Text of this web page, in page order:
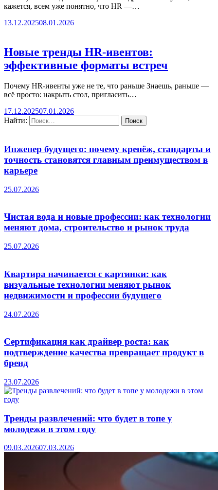
кажется, всем уже понятно, что HR —…
13.12.202508.01.2026
Новые тренды HR-ивентов:
эффективные форматы встреч
Почему HR-ивенты уже не те, что раньше Знаешь, раньше —
всё просто: накрыть стол, пригласить…
17.12.202507.01.2026
Найти:
Инженер будущего: почему крепёж, стандарты и
точность становятся главным преимуществом в
карьере
25.07.2026
Чистая вода и новые профессии: как технологии
меняют дома, строительство и рынок труда
25.07.2026
Квартира начинается с картинки: как
визуальные технологии меняют рынок
недвижимости и профессии будущего
24.07.2026
Сертификация как драйвер роста: как
подтверждение качества превращает продукт в
бренд
23.07.2026
Тренды развлечений: что будет в топе у
молодежи в этом году
09.03.202607.03.2026